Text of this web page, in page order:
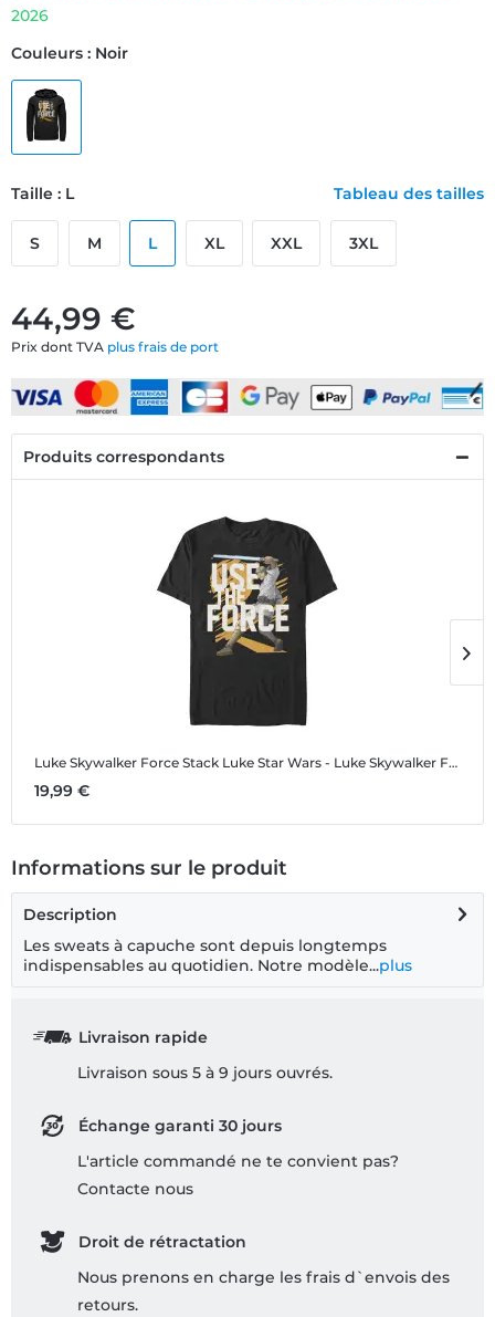
44,99 €
Prix dont TVA plus frais de port
2026
Couleurs : Noir
Taille : L Tableau des tailles
S M L XL XXL 3XL
Produits correspondants
Luke Skywalker Force Stack Luke Star Wars - Luke Skywalker Force Stack Luke - Homme T-shirt
19,99 €
Informations sur le produit
Description
Les sweats à capuche sont depuis longtemps
indispensables au quotidien. Notre modèle...plus
Livraison rapide
Livraison sous 5 à 9 jours ouvrés.
Échange garanti 30 jours
L'article commandé ne te convient pas?
Contacte nous
Droit de rétractation
Nous prenons en charge les frais d`envois des
retours.